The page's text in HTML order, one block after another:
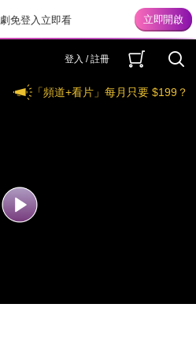
免登入立即看
登入 / 註冊
「頻道+看片」每月只要 $199？